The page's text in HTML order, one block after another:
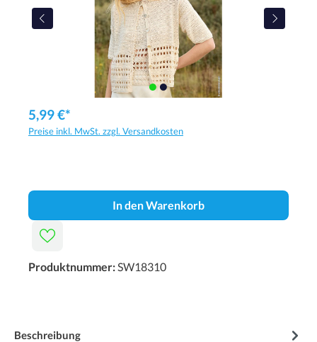
5,99 €*
Preise inkl. MwSt. zzgl. Versandkosten
In den Warenkorb
Produktnummer:SW18310
Beschreibung